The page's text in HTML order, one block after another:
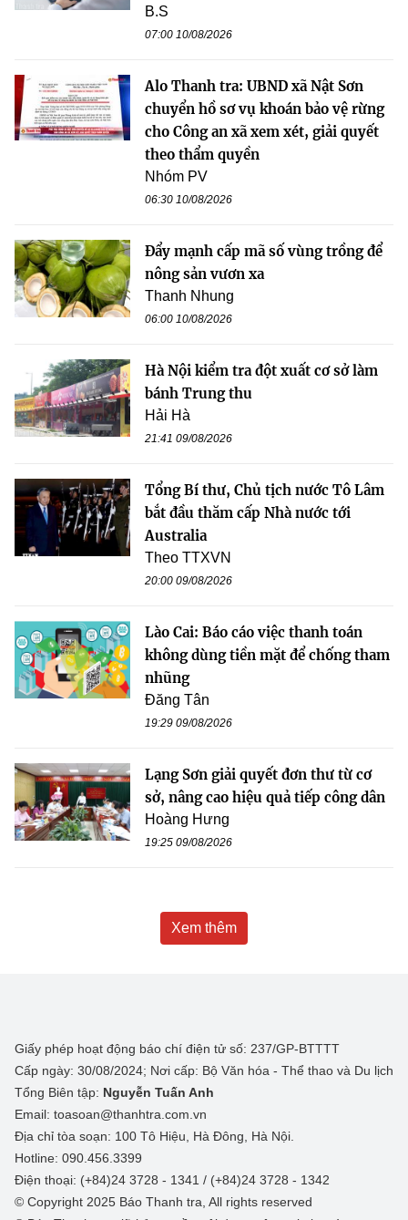
B.S
07:00 10/08/2026
Alo Thanh tra: UBND xã Nật Sơn
chuyển hồ sơ vụ khoán bảo vệ rừng
cho Công an xã xem xét, giải quyết
theo thẩm quyền
Nhóm PV
06:30 10/08/2026
Đẩy mạnh cấp mã số vùng trồng để
nông sản vươn xa
Thanh Nhung
06:00 10/08/2026
Hà Nội kiểm tra đột xuất cơ sở làm
bánh Trung thu
Hải Hà
21:41 09/08/2026
Tổng Bí thư, Chủ tịch nước Tô Lâm
bắt đầu thăm cấp Nhà nước tới
Australia
Theo TTXVN
20:00 09/08/2026
Lào Cai: Báo cáo việc thanh toán
không dùng tiền mặt để chống tham
nhũng
Đăng Tân
19:29 09/08/2026
Lạng Sơn giải quyết đơn thư từ cơ
sở, nâng cao hiệu quả tiếp công dân
Hoàng Hưng
19:25 09/08/2026
Xem thêm
Giấy phép hoạt động báo chí điện tử số: 237/GP-BTTTT
Cấp ngày: 30/08/2024; Nơi cấp: Bộ Văn hóa - Thể thao và Du lịch
Tổng Biên tập: Nguyễn Tuấn Anh
Email: toasoan@thanhtra.com.vn
Địa chỉ tòa soạn: 100 Tô Hiệu, Hà Đông, Hà Nội.
Hotline: 090.456.3399
Điện thoại: (+84)24 3728 - 1341 / (+84)24 3728 - 1342
© Copyright 2025 Báo Thanh tra, All rights reserved